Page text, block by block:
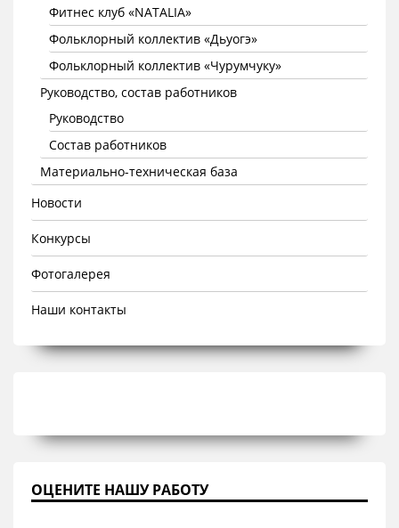
Фитнес клуб «NATALIA»
Фольклорный коллектив «Дьуогэ»
Фольклорный коллектив «Чурумчуку»
Руководство, состав работников
Руководство
Состав работников
Материально-техническая база
Новости
Конкурсы
Фотогалерея
Наши контакты
ОЦЕНИТЕ НАШУ РАБОТУ